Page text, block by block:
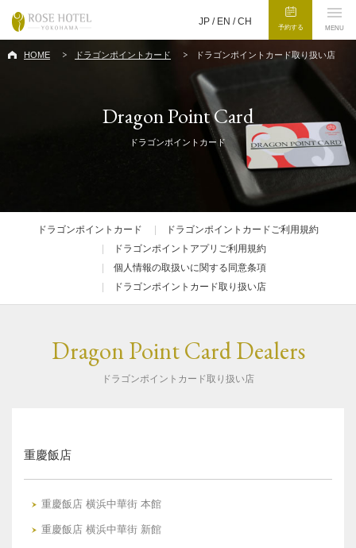
JP / EN /CH
予約する MENU
HOME ドラゴンポイントカード ドラゴンポイントカード取り扱い店
Dragon Point Card
ドラゴンポイントカード
ドラゴンポイントカード
ドラゴンポイントカードご利用規約
ドラゴンポイントアプリご利用規約
個人情報の取扱いに関する同意条項
ドラゴンポイントカード取り扱い店
Dragon Point Card Dealers
ドラゴンポイントカード取り扱い店
重慶飯店
重慶飯店 横浜中華街 本館
重慶飯店 横浜中華街 新館